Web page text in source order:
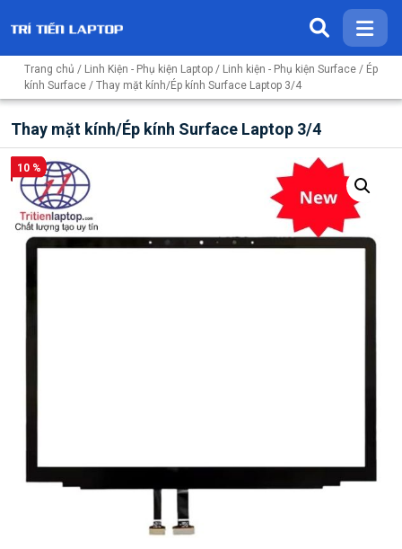
Trang chủ / Linh Kiện - Phụ kiện Laptop / Linh kiện - Phụ kiện Surface / Ép
kính Surface / Thay mặt kính/Ép kính Surface Laptop 3/4
Thay mặt kính/Ép kính Surface Laptop 3/4
10 %